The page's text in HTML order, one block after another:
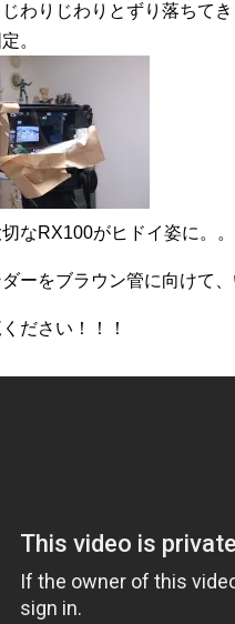
わりじわりとずり落ちて
。
なRX100がヒドイ姿に。。
ーをブラウン管に向けて、
ださい！！！